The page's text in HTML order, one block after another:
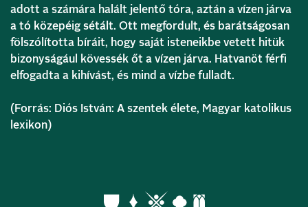
adott a számára halált jelentő tóra, aztán a vízen járva
a tó közepéig sétált. Ott megfordult, és barátságosan
fölszólította bíráit, hogy saját isteneikbe vetett hitük
bizonyságául kövessék őt a vízen járva. Hatvanöt férfi
elfogadta a kihívást, és mind a vízbe fulladt.
(Forrás: Diós István: A szentek élete, Magyar katolikus
lexikon)